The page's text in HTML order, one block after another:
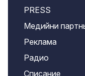
PRESS
Медийни
Реклама
Радио
Списание